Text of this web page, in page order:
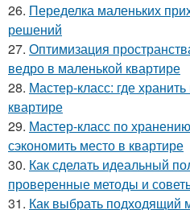
26. Переделка маленьких
решений
27. Оптимизация
ведро в маленькой квартире
28. Мастер-класс: где
квартире
29. Мастер-класс по
сэкономить место в квартире
30. Как сделать идеальный
проверенные методы и
31. Как выбрать подходящий